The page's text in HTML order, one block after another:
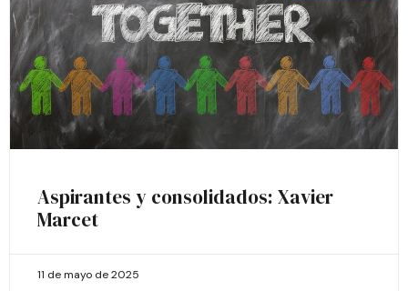
Aspirantes y consolidados: Xavier
Marcet
11 de mayo de 2025